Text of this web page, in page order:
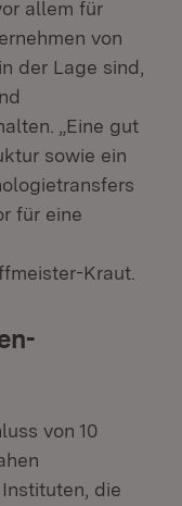
allem für
von
der Lage sind,
„Eine gut
sowie ein
für eine
Kraut.
von 10
die